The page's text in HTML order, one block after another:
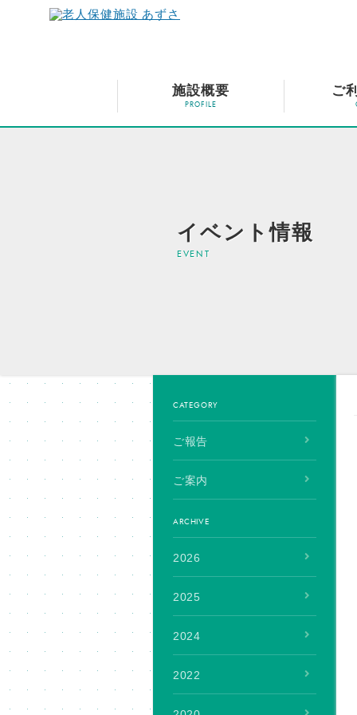
施設概要 ご
イベント情報
CATEGORY
ご報告
ご案内
ARCHIVE
2026
2025
2024
2022